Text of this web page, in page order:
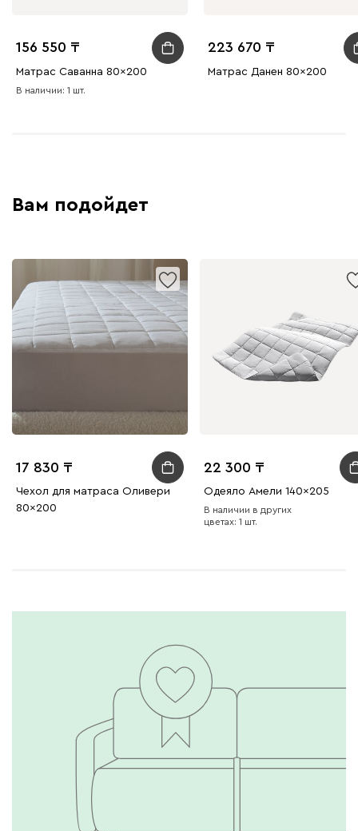
156 550
Матрас Саванна 80x200
В наличии: 1 шт.
223 670
Матрас Данен 80x200
Вам подойдет
17 830
Чехол для матраса Оливери
80x200
22 300
Одеяло Амели 140x205
В наличии в других
цветах: 1 шт.